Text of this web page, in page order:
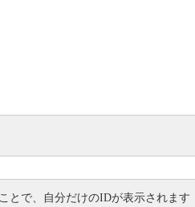
とで、自分だけのIDが表示されます